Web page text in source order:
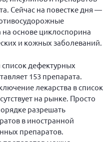
Сейчас на повестке дня —
на основе циклоспорина
и кожных заболеваний.
дефектурных
153 препарата.
лекарства в список
на рынке. Просто
разрешать
в иностранной
препаратов.